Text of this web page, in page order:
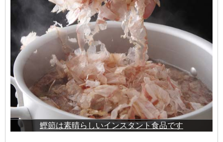
鰹節は素晴らしいインスタント食品です